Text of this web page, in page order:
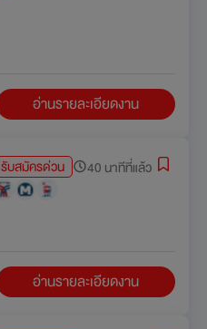
อ่านรายละเอียดงาน
รับสมัครด่วน 40 นาทีที่แล้ว
อ่านรายละเอียดงาน